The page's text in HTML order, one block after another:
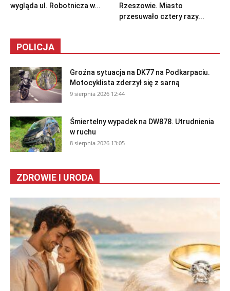
wygląda ul. Robotnicza w...
Rzeszowie. Miasto
przesuwało cztery razy...
POLICJA
Groźna sytuacja na DK77 na Podkarpaciu.
Motocyklista zderzył się z sarną
9 sierpnia 2026 12:44
Śmiertelny wypadek na DW878. Utrudnienia
w ruchu
8 sierpnia 2026 13:05
ZDROWIE I URODA